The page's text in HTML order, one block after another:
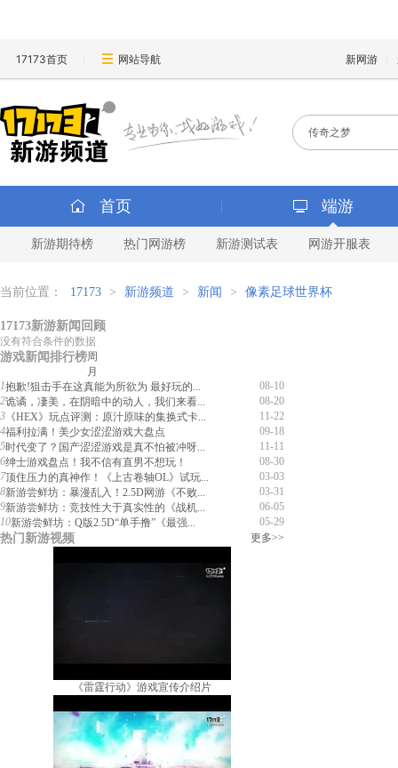
17173首页 网站导航 新网游
首页 端游
新游期待榜 热门网游榜 新游测试表 网游开服表
当前位置： 17173 > 新游频道 > 新闻 > 像素足球世界杯
17173新游新闻回顾
没有符合条件的数据
游戏新闻排行榜周
月
1
08-10
抱歉!狙击手在这真能为所欲为 最好玩的...
2
08-20
诡谲，凄美，在阴暗中的动人，我们来看...
3
11-22
《HEX》玩点评测：原汁原味的集换式卡...
4
09-18
福利拉满！美少女涩涩游戏大盘点
5
11-11
时代变了？国产涩涩游戏是真不怕被冲呀...
6
08-30
绅士游戏盘点！我不信有直男不想玩！
7
03-03
顶住压力的真神作！《上古卷轴OL》试玩...
8
03-31
新游尝鲜坊：暴漫乱入！2.5D网游《不败...
9
06-05
新游尝鲜坊：竞技性大于真实性的《战机...
10
05-29
新游尝鲜坊：Q版2.5D“单手撸”《最强...
热门新游视频 更多>>
《雷霆行动》游戏宣传介绍片